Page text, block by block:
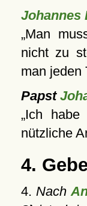
Johannes
Man
nicht zu
man jeden
Papst
Ich habe
nützliche
4.
4. Nach